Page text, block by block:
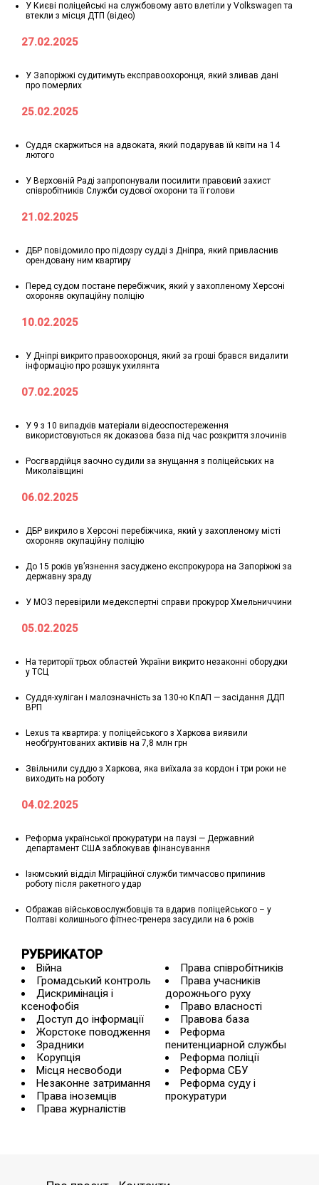
У Києві поліцейські на службовому авто влетіли у Volkswagen та
втекли з місця ДТП (відео)
27.02.2025
У Запоріжжі судитимуть експравоохоронця, який зливав дані
про померлих
25.02.2025
Суддя скаржиться на адвоката, який подарував їй квіти на 14
лютого
У Верховній Раді запропонували посилити правовий захист
співробітників Служби судової охорони та її голови
21.02.2025
ДБР повідомило про підозру судді з Дніпра, який привласнив
орендовану ним квартиру
Перед судом постане перебіжчик, який у захопленому Херсоні
охороняв окупаційну поліцію
10.02.2025
У Дніпрі викрито правоохоронця, який за гроші брався видалити
інформацію про розшук ухилянта
07.02.2025
У 9 з 10 випадків матеріали відеоспостереження
використовуються як доказова база під час розкриття злочинів
Росгвардійця заочно судили за знущання з поліцейських на
Миколаївщині
06.02.2025
ДБР викрило в Херсоні перебіжчика, який у захопленому місті
охороняв окупаційну поліцію
До 15 років ув’язнення засуджено експрокурора на Запоріжжі за
державну зраду
У МОЗ перевірили медекспертні справи прокурор Хмельниччини
05.02.2025
На території трьох областей України викрито незаконні оборудки
у ТСЦ
Суддя-хуліган і малозначність за 130-ю КпАП — засідання ДДП
ВРП
Lexus та квартира: у поліцейського з Харкова виявили
необґрунтованих активів на 7,8 млн грн
Звільнили суддю з Харкова, яка виїхала за кордон і три роки не
виходить на роботу
04.02.2025
Реформа української прокуратури на паузі — Державний
департамент США заблокував фінансування
Ізюмський відділ Міграційної служби тимчасово припинив
роботу після ракетного удар
Ображав військовослужбовців та вдарив поліцейського – у
Полтаві колишнього фітнес-тренера засудили на 6 років
РУБРИКАТОР
Війна
Громадський контроль
Дискримінація і
ксенофобія
Доступ до інформації
Жорстоке поводження
Зрадники
Корупція
Місця несвободи
Незаконне затримання
Права іноземців
Права журналістів
Права співробітників
Права учасників
дорожнього руху
Право власності
Правова база
Реформа
пенитенциарной службы
Реформа поліції
Реформа СБУ
Реформа суду і
прокуратури